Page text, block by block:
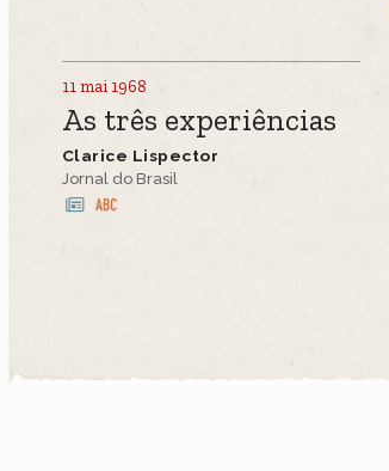
11 mai 1968
As três experiências
Clarice Lispector
Jornal do Brasil